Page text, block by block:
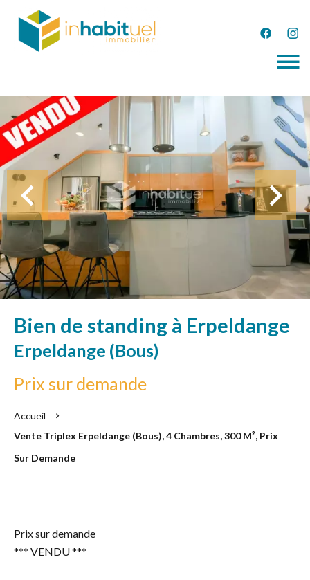
Bien de standing à Erpeldange
Erpeldange (Bous)
Prix sur demande
Accueil
Vente Triplex Erpeldange (Bous), 4 Chambres, 300 M², Prix
Sur Demande
Prix sur demande
*** VENDU ***